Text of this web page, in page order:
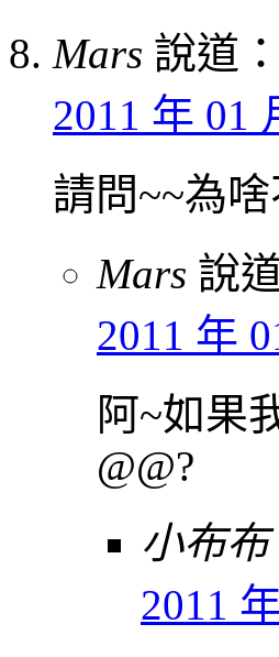
Mars 說道：
2011 年 01
請問~~為
Mars 說
2011 年
阿~如果
@@?
小布布
2011